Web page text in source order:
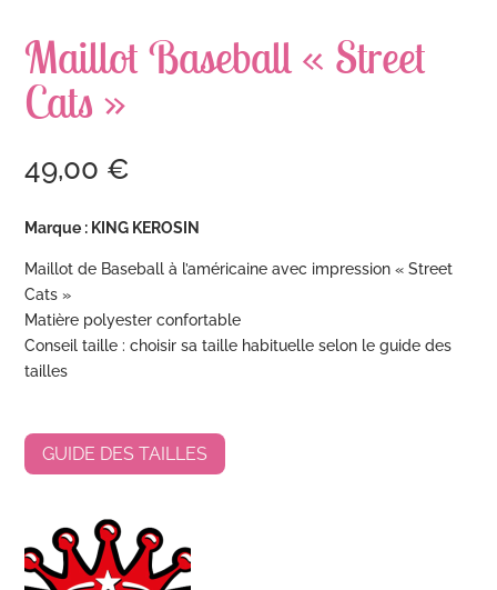
Maillot Baseball « Street
Cats »
49,00 €
Marque : KING KEROSIN
Maillot de Baseball à l’américaine avec impression « Street
Cats »
Matière polyester confortable
Conseil taille : choisir sa taille habituelle selon le guide des
tailles
GUIDE DES TAILLES